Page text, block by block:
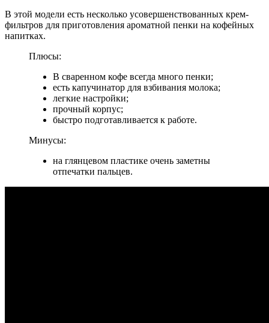
В этой модели есть несколько усовершенствованных крем-
фильтров для приготовления ароматной пенки на кофейных
напитках.
Плюсы:
В сваренном кофе всегда много пенки;
есть капучинатор для взбивания молока;
легкие настройки;
прочный корпус;
быстро подготавливается к работе.
Минусы:
на глянцевом пластике очень заметны
отпечатки пальцев.